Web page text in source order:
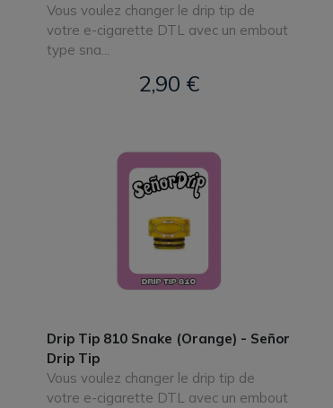
Vous voulez changer le drip tip de
votre e-cigarette DTL avec un embout
type sna...
2,90 €
Drip Tip 810 Snake (Orange) - Señor
Drip Tip
Vous voulez changer le drip tip de
votre e-cigarette DTL avec un embout